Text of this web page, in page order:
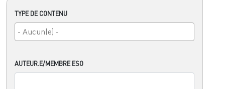
TYPE DE CONTENU
AUTEUR.E/MEMBRE ESO